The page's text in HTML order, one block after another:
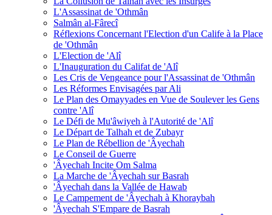
L'Assassinat de 'Othmân
Salmân al-Fârecî
Réflexions Concernant l'Election d'un Calife à la Place
de 'Othmân
L'Election de 'Alî
L'Inauguration du Califat de 'Alî
Les Cris de Vengeance pour l'Assassinat de 'Othmân
Les Réformes Envisagées par Ali
Le Plan des Omayyades en Vue de Soulever les Gens
contre 'Alî
Le Défi de Mu'âwiyeh à l'Autorité de 'Alî
Le Départ de Talhah et de Zubayr
Le Plan de Rébellion de 'Âyechah
Le Conseil de Guerre
'Âyechah Incite Om Salma
La Marche de 'Âyechah sur Basrah
'Âyechah dans la Vallée de Hawab
Le Campement de 'Âyechah à Khoraybah
'Âyechah S'Empare de Basrah